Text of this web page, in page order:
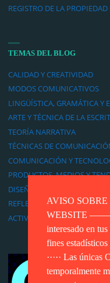
REGISTRO DE LA PROPIEDAD
TEMAS DEL BLOG
CALIDAD Y CREATIVIDAD
MODOS COMUNICATIVOS
LINGÜÍSTICA, GRAMÁTICA Y
ARTE Y TÉCNICA DE LA
TEORÍA NARRATIVA
TÉCNICAS DE
COMUNICACIÓN Y
PRODUCTOS, MEDIOS Y
DISEÑO DE JUEGOS Y
REFLEXIONES PERSONALES
ACTIVIDADES
AVISO
WEBSITE ———
interesado en
fines
····· Las
temporalmente